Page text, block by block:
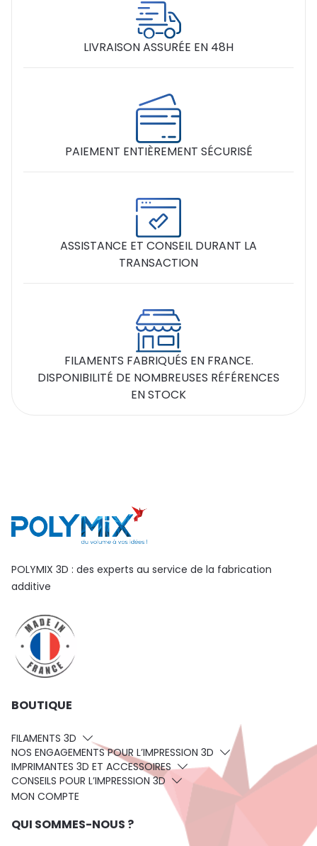
LIVRAISON ASSURÉE EN 48H
PAIEMENT ENTIÈREMENT SÉCURISÉ
ASSISTANCE ET CONSEIL DURANT LA
TRANSACTION
FILAMENTS FABRIQUÉS EN FRANCE.
DISPONIBILITÉ DE NOMBREUSES RÉFÉRENCES
EN STOCK
POLYMIX 3D : des experts au service de la fabrication
additive
BOUTIQUE
FILAMENTS 3D
NOS ENGAGEMENTS POUR L’IMPRESSION 3D
IMPRIMANTES 3D ET ACCESSOIRES
CONSEILS POUR L’IMPRESSION 3D
MON COMPTE
QUI SOMMES-NOUS ?